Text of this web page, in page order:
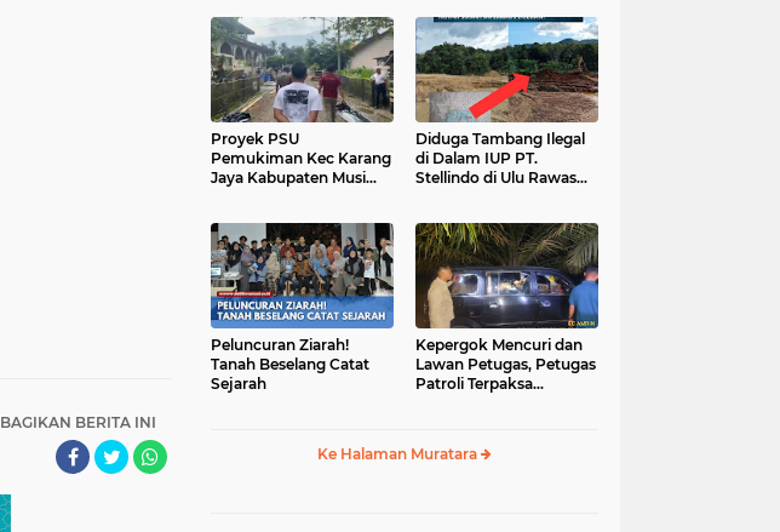
BAGIKAN BERITA INI
Proyek PSU
Pemukiman Kec Karang
Jaya Kabupaten Musi
Diduga Tambang Ilegal
di Dalam IUP PT.
Stellindo di Ulu Rawas
Peluncuran Ziarah!
Tanah Beselang Catat
Sejarah
Kepergok Mencuri dan
Lawan Petugas, Petugas
Patroli Terpaksa
Ke Halaman Muratara